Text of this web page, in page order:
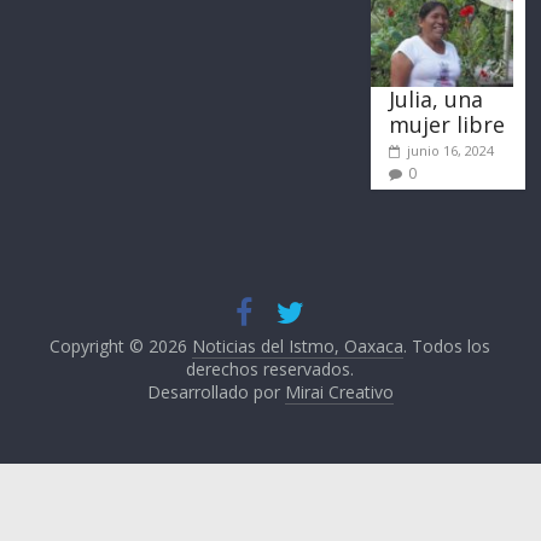
Julia, una
mujer libre
junio 16, 2024
0
Copyright © 2026 Noticias del Istmo, Oaxaca. Todos los
derechos reservados.
Desarrollado por Mirai Creativo